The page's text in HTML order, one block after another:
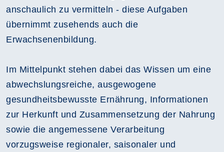
anschaulich zu vermitteln - diese Aufgaben
übernimmt zusehends auch die
Erwachsenenbildung.
Im Mittelpunkt stehen dabei das Wissen um eine
abwechslungsreiche, ausgewogene
gesundheitsbewusste Ernährung, Informationen
zur Herkunft und Zusammensetzung der Nahrung
sowie die angemessene Verarbeitung
vorzugsweise regionaler, saisonaler und